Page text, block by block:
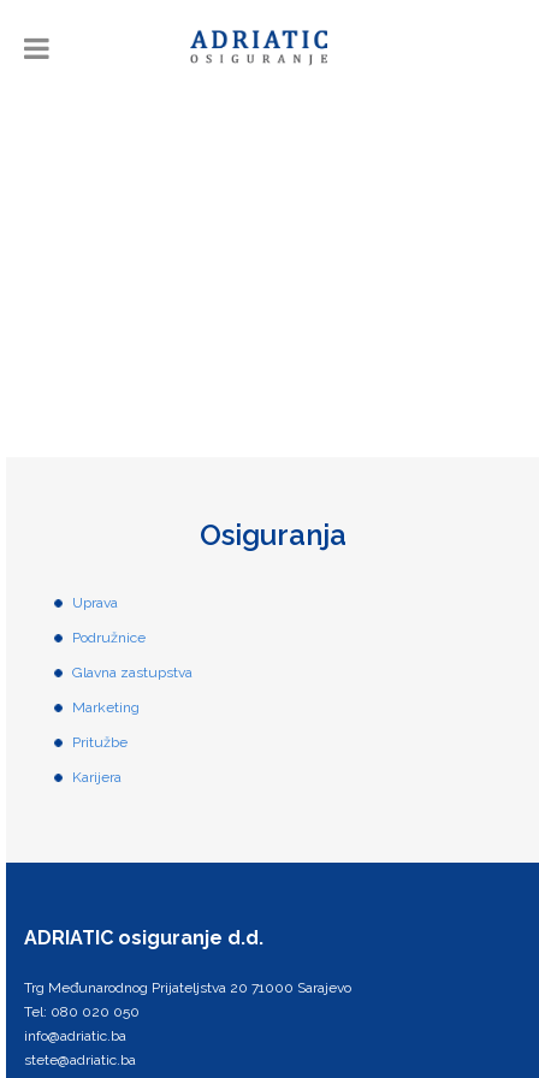
Osiguranja
Uprava
Podružnice
Glavna zastupstva
Marketing
Pritužbe
Karijera
ADRIATIC osiguranje d.d.
Trg Međunarodnog Prijateljstva 20 71000 Sarajevo
Tel: 080 020 050
info@adriatic.ba
stete@adriatic.ba